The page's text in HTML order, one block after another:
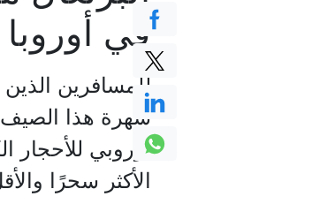
في أوروبا
للمسافرين
شهرة هذا
أوروبي للأحجار
الأكثر سحرًا